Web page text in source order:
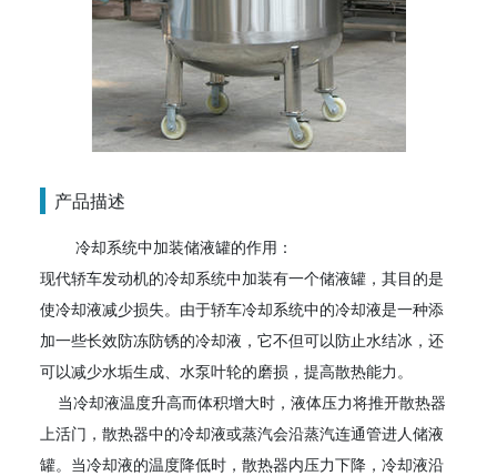
产品描述
冷却系统中加装储液罐的作用：
现代轿车发动机的冷却系统中加装有一个储液罐，其目的是
使冷却液减少损失。由于轿车冷却系统中的冷却液是一种添
加一些长效防冻防锈的冷却液，它不但可以防止水结冰，还
可以减少水垢生成、水泵叶轮的磨损，提高散热能力。
当冷却液温度升高而体积增大时，液体压力将推开散热器
上活门，散热器中的冷却液或蒸汽会沿蒸汽连通管进人储液
罐。当冷却液的温度降低时，散热器内压力下降，冷却液沿